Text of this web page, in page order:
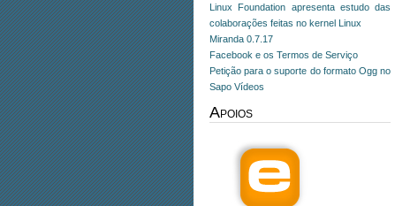
Linux Foundation apresenta estudo das
colaborações feitas no kernel Linux
Miranda 0.7.17
Facebook e os Termos de Serviço
Petição para o suporte do formato Ogg no
Sapo Vídeos
Apoios